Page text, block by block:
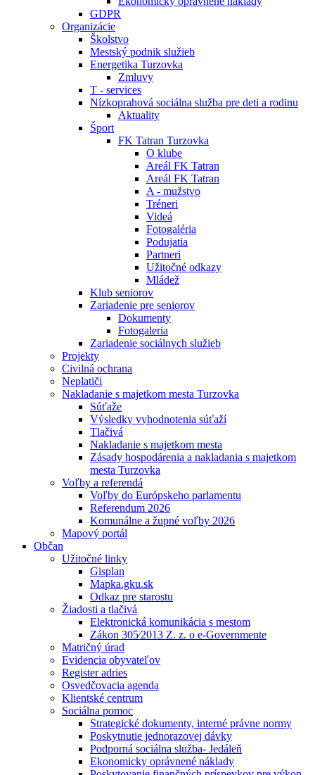
GDPR
Organizácie
Školstvo
Mestský podnik služieb
Energetika Turzovka
Zmluvy
T - services
Nízkoprahová sociálna služba pre deti a rodinu
Aktuality
Šport
FK Tatran Turzovka
O klube
Areál FK Tatran
Areál FK Tatran
A - mužstvo
Tréneri
Videá
Fotogaléria
Podujatia
Partneri
Užitočné odkazy
Mládež
Klub seniorov
Zariadenie pre seniorov
Dokumenty
Fotogaleria
Zariadenie sociálnych služieb
Projekty
Civilná ochrana
Neplatiči
Nakladanie s majetkom mesta Turzovka
Súťaže
Výsledky vyhodnotenia súťaží
Tlačivá
Nakladanie s majetkom mesta
Zásady hospodárenia a nakladania s majetkom
mesta Turzovka
Voľby a referendá
Voľby do Európskeho parlamentu
Referendum 2026
Komunálne a župné voľby 2026
Mapový portál
Občan
Užitočné linky
Gisplan
Mapka.gku.sk
Odkaz pre starostu
Žiadosti a tlačivá
Elektronická komunikácia s mestom
Zákon 305⁄2013 Z. z. o e-Governmente
Matričný úrad
Evidencia obyvateľov
Register adries
Osvedčovacia agenda
Klientské centrum
Sociálna pomoc
Strategické dokumenty, interné právne normy
Poskytnutie jednorazovej dávky
Podporná sociálna služba- Jedáleň
Ekonomicky oprávnené náklady